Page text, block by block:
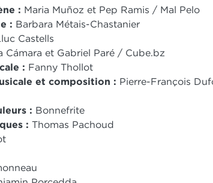
: Maria Muñoz et Pep Ramis / Mal Pelo
: Barbara Métais-Chastanier
Castells
Cámara et Gabriel Paré / Cube.bz
: Fanny Thollot
et composition : Pierre-François
: Bonnefrite
: Thomas Pachoud